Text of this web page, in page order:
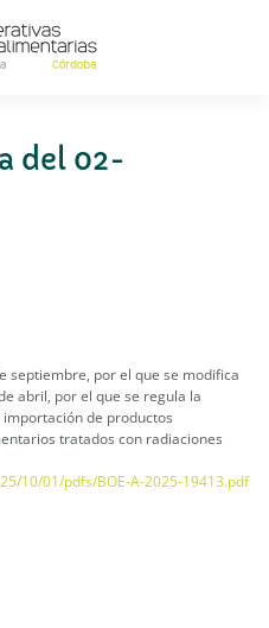
del 02-
septiembre, por el que se modifica
abril, por el que se regula la
de productos
tratados con radiaciones
10/01/pdfs/BOE-A-2025-19413.pdf